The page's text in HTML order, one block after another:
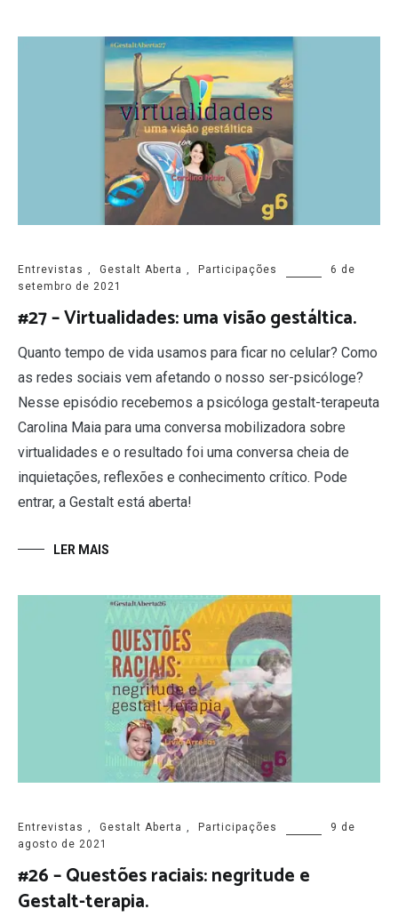
Entrevistas Gestalt Aberta Participações
6 de
setembro de 2021
#27 – Virtualidades: uma visão gestáltica.
Quanto tempo de vida usamos para ficar no celular? Como
as redes sociais vem afetando o nosso ser-psicóloge?
Nesse episódio recebemos a psicóloga gestalt-terapeuta
Carolina Maia para uma conversa mobilizadora sobre
virtualidades e o resultado foi uma conversa cheia de
inquietações, reflexões e conhecimento crítico. Pode
entrar, a Gestalt está aberta!
LER MAIS
Entrevistas , Gestalt Aberta , Participações
9 de
agosto de 2021
#26 – Questões raciais: negritude e
Gestalt-terapia.